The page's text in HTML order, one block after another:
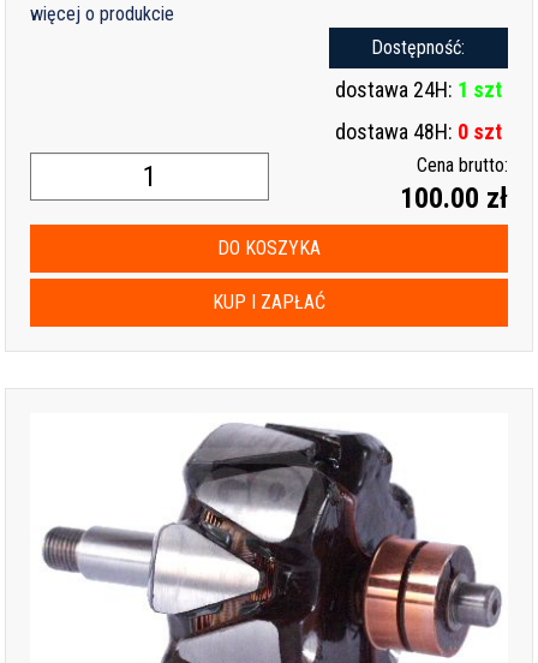
więcej o produkcie
Dostępność:
dostawa 24H: 1 szt
dostawa 48H: 0 szt
Cena brutto:
100.00 zł
DO KOSZYKA
KUP I ZAPŁAĆ